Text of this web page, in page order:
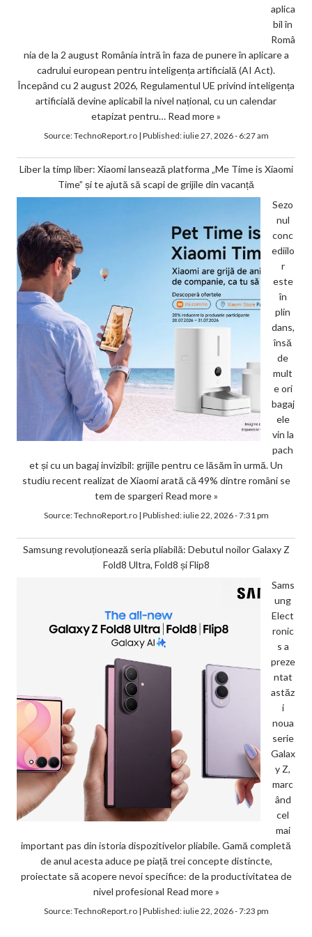
aplica
bil în
Româ
nia de la 2 august România intră în faza de punere în aplicare a
cadrului european pentru inteligența artificială (AI Act).
Începând cu 2 august 2026, Regulamentul UE privind inteligența
artificială devine aplicabil la nivel național, cu un calendar
etapizat pentru… Read more »
Source:TechnoReport.ro| Published:iulie 27, 2026 - 6:27 am
Liber la timp liber: Xiaomi lansează platforma „Me Time is Xiaomi
Time” și te ajută să scapi de grijile din vacanță
Sezo
nul
conc
ediilo
r
este
în
plin
dans,
însă
de
mult
e ori
bagaj
ele
vin la
pach
et și cu un bagaj invizibil: grijile pentru ce lăsăm în urmă. Un
studiu recent realizat de Xiaomi arată că 49% dintre români se
tem de spargeri Read more »
Source:TechnoReport.ro| Published:iulie 22, 2026 - 7:31 pm
Samsung revoluționează seria pliabilă: Debutul noilor Galaxy Z
Fold8 Ultra, Fold8 și Flip8
Sams
ung
Elect
ronic
s a
preze
ntat
astăz
i
noua
serie
Galax
y Z,
marc
ând
cel
mai
important pas din istoria dispozitivelor pliabile. Gamă completă
de anul acesta aduce pe piață trei concepte distincte,
proiectate să acopere nevoi specifice: de la productivitatea de
nivel profesional Read more »
Source:TechnoReport.ro| Published:iulie 22, 2026 - 7:23 pm